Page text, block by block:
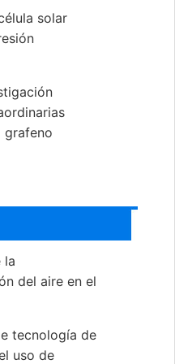
solar
grafeno
la
del aire en el
tecnología de
uso de